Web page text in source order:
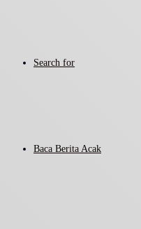
Search for
Baca Berita Acak